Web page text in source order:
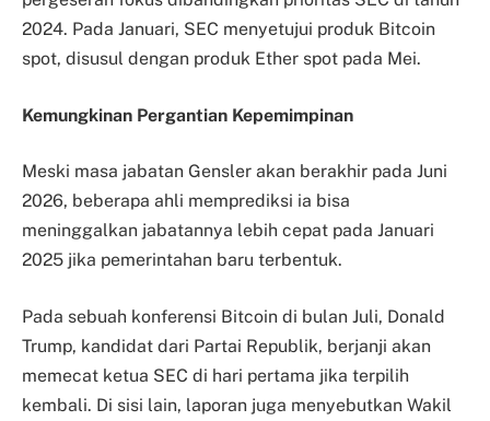
2024. Pada Januari, SEC menyetujui produk Bitcoin
spot, disusul dengan produk Ether spot pada Mei.
Kemungkinan Pergantian Kepemimpinan
Meski masa jabatan Gensler akan berakhir pada Juni
2026, beberapa ahli memprediksi ia bisa
meninggalkan jabatannya lebih cepat pada Januari
2025 jika pemerintahan baru terbentuk.
Pada sebuah konferensi Bitcoin di bulan Juli, Donald
Trump, kandidat dari Partai Republik, berjanji akan
memecat ketua SEC di hari pertama jika terpilih
kembali. Di sisi lain, laporan juga menyebutkan Wakil